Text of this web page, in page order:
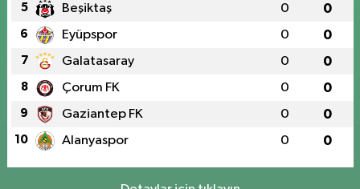
5 Beşiktaş 0 0
6 Eyüpspor 0 0
7 Galatasaray 0 0
8 Çorum FK 0 0
9 Gaziantep FK 0 0
10 Alanyaspor 0 0